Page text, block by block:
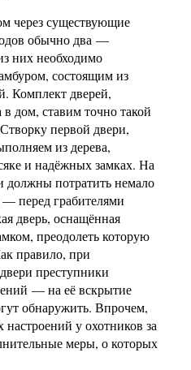
через существующие
обычно два —
них необходимо
состоящим из
Комплект дверей,
дом, ставим точно такой
первой двери,
из дерева,
и надёжных замках. На
должны потратить немало
перед грабителями
дверь, оснащённая
преодолеть которую
правило, при
преступники
— на её вскрытие
обнаружить. Впрочем,
у охотников за
меры, о которых